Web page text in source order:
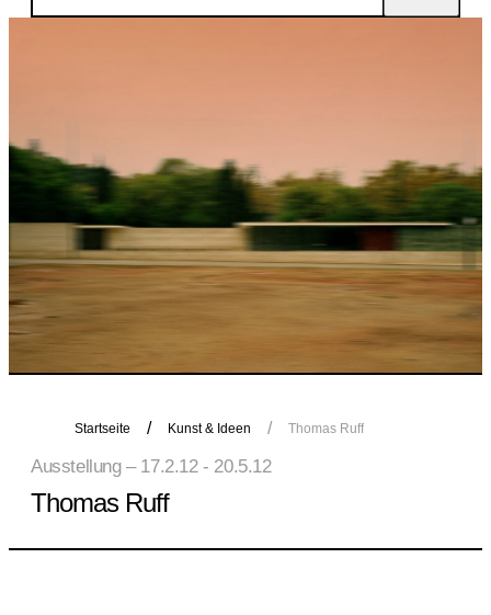
Startseite Kunst & Ideen Thomas Ruff
Ausstellung – 17.2.12 - 20.5.12
Thomas Ruff